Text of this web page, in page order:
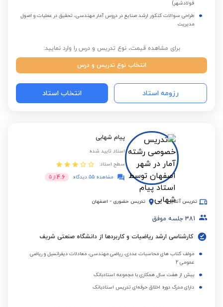
فولادشهر)
طراحی سوالات کنکور ارشد صنایع در دروس آمار مهندسی، تحقیق در عملیات و اصول
مدیریت
برای مشاهده قیمت، نوع تدریس و درس را وارد نمایید:
انتخاب نوع تدریس و درس
رزومه استاد انتخاب استاد
پیام شهابی
استاد تایید شده
سطح استاد:
مشاهده 55 دیدگاه
4.6 از 5
تدریس آنلاین تدریس حضوری - اصفهان
381 جلسه موفق
کارشناسی ارشد ریاضیات و کاربردها از دانشگاه صنعتی شریف
مولف کتاب های محاسبات عددی، ریاضی مهندسی، معادلات دیفرانسیل و ریاضی
عمومی 2
بیش از هفت سال همکاری با مجموعه استادبانک
دارای مدرک دوره اخلاق حرفه‌ای تدریس استادبانک